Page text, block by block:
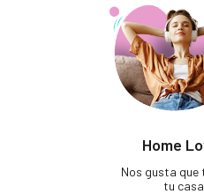
Home
Nos gusta que
tu casa